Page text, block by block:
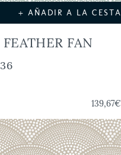
+ AÑADIR A LA CESTA
FAN
139,67€